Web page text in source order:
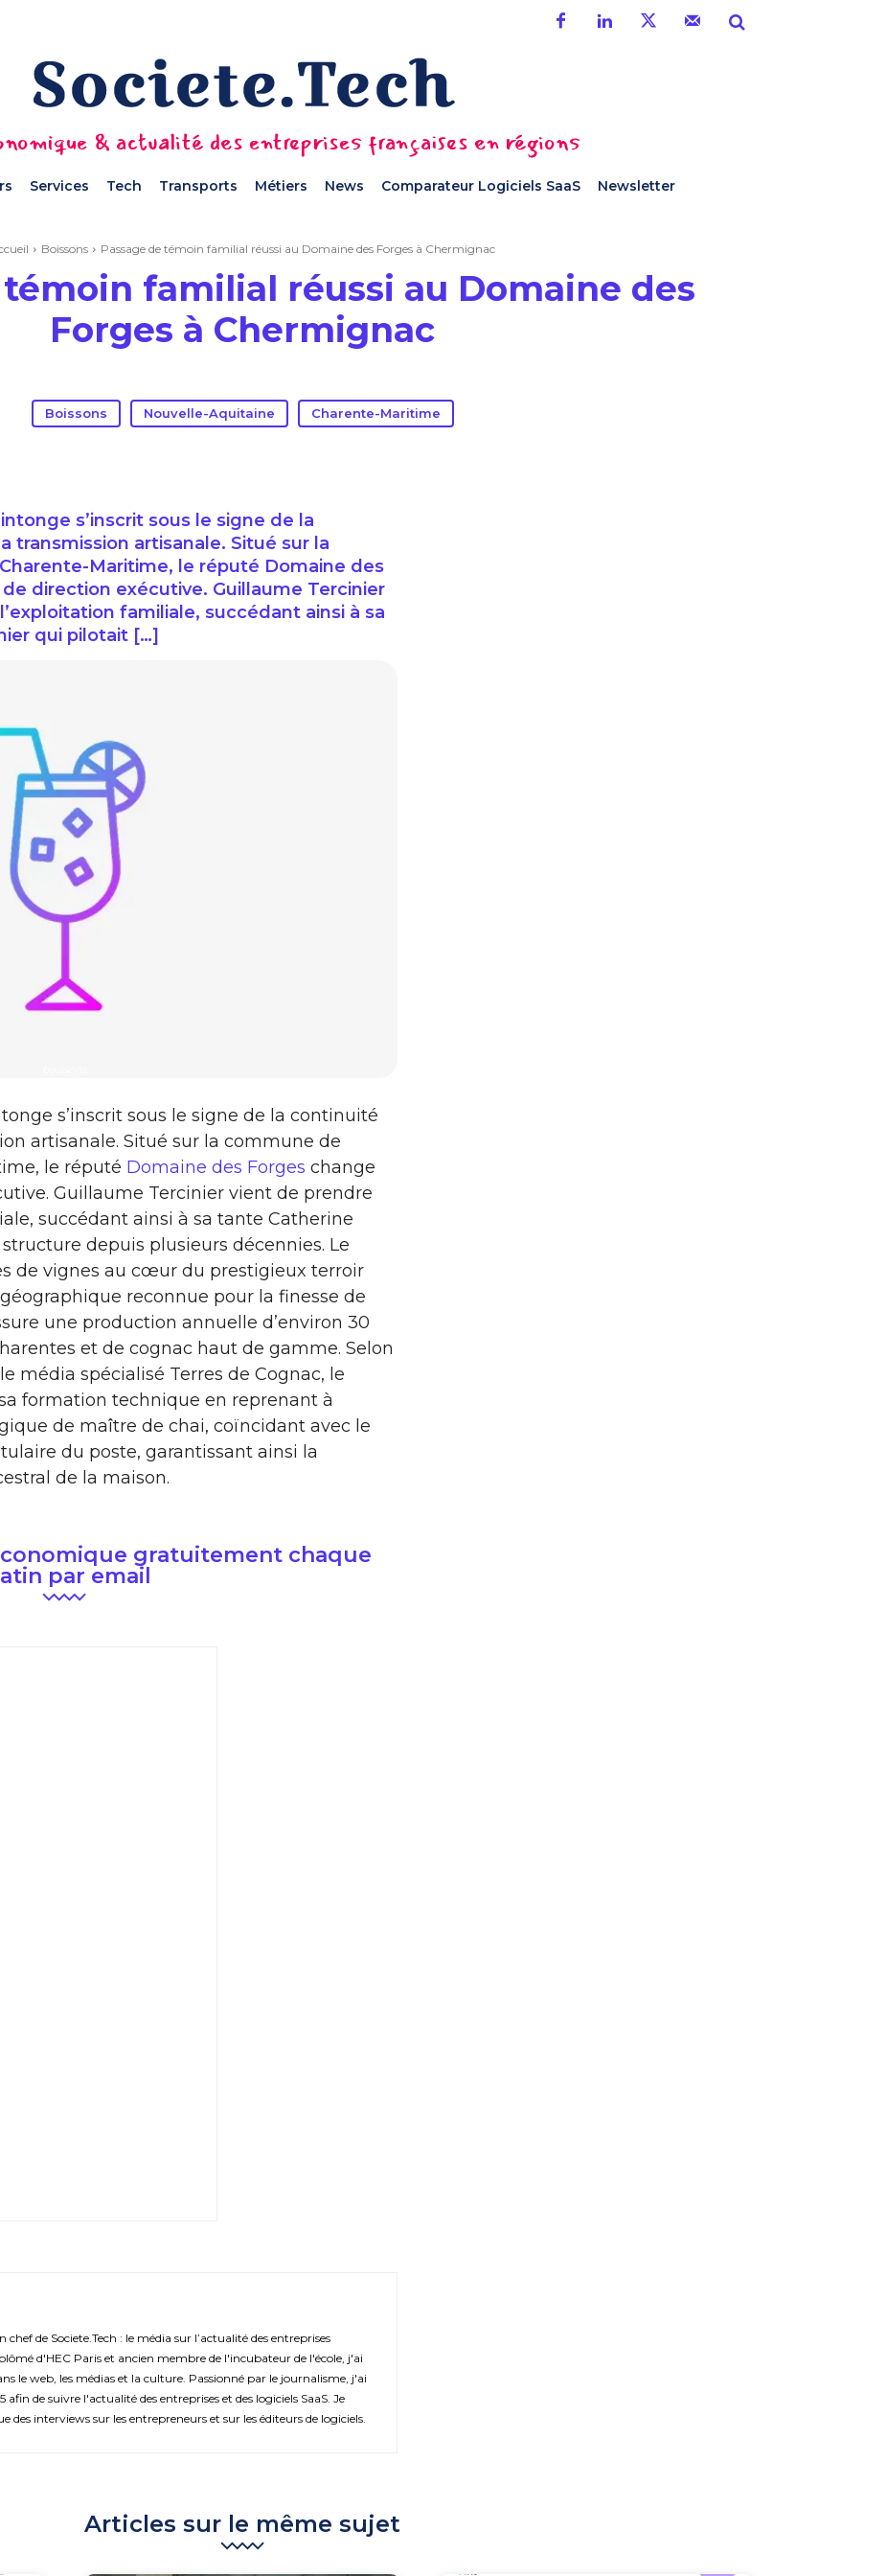
& actualité des entreprises françaises en régions
Services Tech Transports Métiers News Comparateur Logiciels SaaS Newsletter
Boissons Passage de témoin familial réussi au Domaine des Forges à Chermignac
témoin familial réussi au Domaine des
Forges à Chermignac
Boissons Nouvelle-Aquitaine Charente-Maritime
s’inscrit sous le signe de la
transmission artisanale. Situé sur la
Maritime, le réputé Domaine des
direction exécutive. Guillaume Tercinier
familiale, succédant ainsi à sa
qui pilotait […]
s’inscrit sous le signe de la continuité
artisanale. Situé sur la commune de
le réputé Domaine des Forges change
Guillaume Tercinier vient de prendre
succédant ainsi à sa tante Catherine
depuis plusieurs décennies. Le
de vignes au cœur du prestigieux terroir
reconnue pour la finesse de
une production annuelle d’environ 30
et de cognac haut de gamme. Selon
média spécialisé Terres de Cognac, le
formation technique en reprenant à
de maître de chai, coïncidant avec le
du poste, garantissant ainsi la
de la maison.
gratuitement chaque
par email
de Societe.Tech : le média sur l’actualité des entreprises
d'HEC Paris et ancien membre de l'incubateur de l'école, j'ai
le web, les médias et la culture. Passionné par le journalisme, j'ai
afin de suivre l'actualité des entreprises et des logiciels SaaS. Je
des interviews sur les entrepreneurs et sur les éditeurs de logiciels.
Articles sur le même sujet